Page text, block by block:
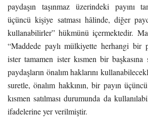
paydaşın taşınmaz üzerindeki payını
üçüncü kişiye satması hâlinde, diğer
kullanabilirler” hükmünü içermektedir.
“Maddede paylı mülkiyette herhangi bir
ister tamamen ister kısmen bir başkasına
paydaşların önalım haklarını
suretle, önalım hakkının, bir payın
kısmen satılması durumunda da
ifadelerine yer verilmiştir.